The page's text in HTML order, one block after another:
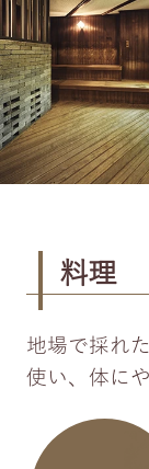
料理
地場で採れ
使い、体に